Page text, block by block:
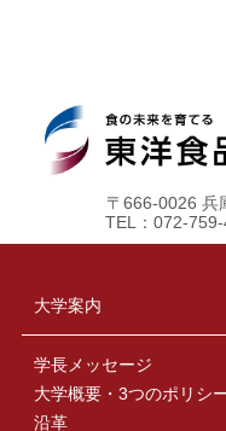
〒666-0026 兵
TEL：072-
大学案内
学長メッセージ
大学概要・3つのポリシ
沿革